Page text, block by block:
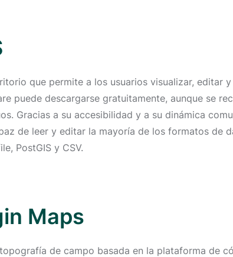
que permite a los usuarios visualizar, editar
puede descargarse gratuitamente, aunque se
Gracias a su accesibilidad y a su dinámica
de leer y editar la mayoría de los formatos
PostGIS y CSV.
Maps
de campo basada en la plataforma de